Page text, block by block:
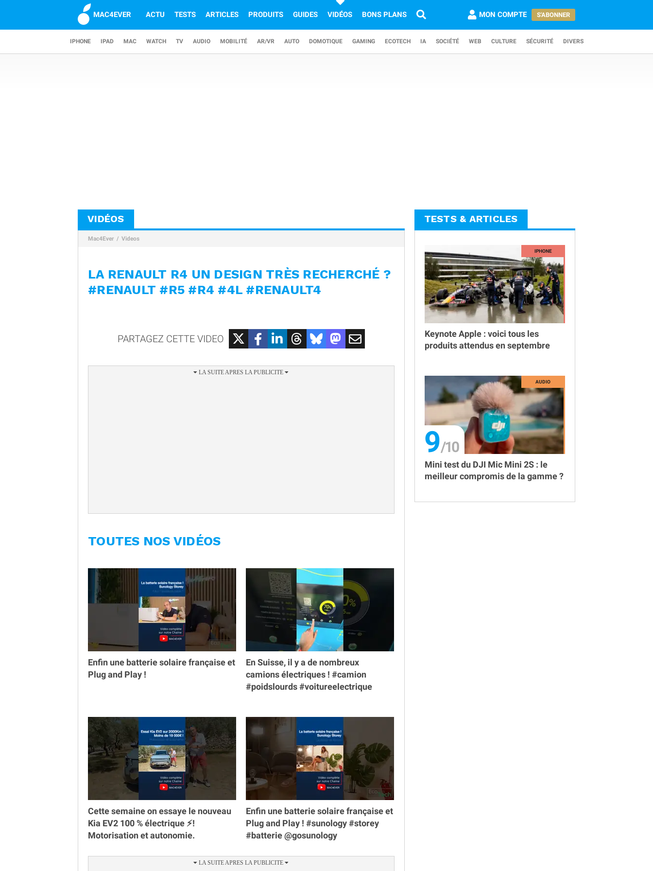
MAC4EVER ACTU TESTS ARTICLES PRODUITS GUIDES VIDÉOS BONS PLANS MON COMPTE S'ABONNER
IPHONE IPAD MAC WATCH TV AUDIO MOBILITÉ AR/VR AUTO DOMOTIQUE GAMING ECOTECH IA SOCIÉTÉ WEB CULTURE SÉCURITÉ DIVERS
VIDÉOS
Mac4Ever Videos
LA RENAULT R4 UN DESIGN TRÈS RECHERCHÉ ?
#RENAULT #R5 #R4 #4L #RENAULT4
PARTAGEZ CETTE VIDEO
TOUTES NOS VIDÉOS
Enfin une batterie solaire française et
Plug and Play !
En Suisse, il y a de nombreux
camions électriques ! #camion
#poidslourds #voitureelectrique
Cette semaine on essaye le nouveau
Kia EV2 100 % électrique ⚡️!
Motorisation et autonomie.
Enfin une batterie solaire française et
Plug and Play ! #sunology #storey
#batterie @gosunology
TESTS & ARTICLES
Keynote Apple : voici tous les
produits attendus en septembre
9
Mini test du DJI Mic Mini 2S : le
meilleur compromis de la gamme ?